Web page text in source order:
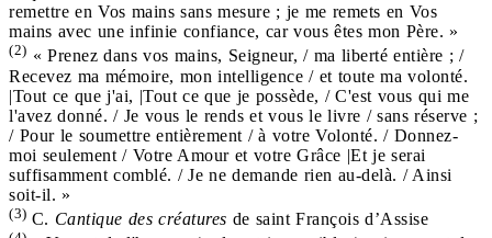
remettre en Vos mains sans mesure ; je me remets en Vos
mains avec une infinie confiance, car vous êtes mon Père. »
(2) « Prenez dans vos mains, Seigneur, / ma liberté entière ; /
Recevez ma mémoire, mon intelligence / et toute ma volonté.
|Tout ce que j'ai, |Tout ce que je possède, / C'est vous qui me
l'avez donné. / Je vous le rends et vous le livre / sans réserve ;
/ Pour le soumettre entièrement / à votre Volonté. / Donnez-
moi seulement / Votre Amour et votre Grâce |Et je serai
suffisamment comblé. / Je ne demande rien au-delà. / Ainsi
soit-il. »
(3) C. Cantique des créatures de saint François d’Assise